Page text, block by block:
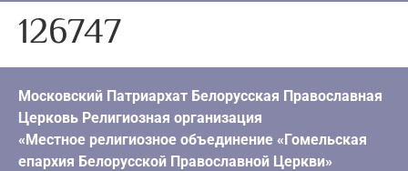
126747
Московский Патриархат Белорусская Православная
Церковь Религиозная организация
«Местное религиозное объединение «Гомельская
епархия Белорусской Православной Церкви»